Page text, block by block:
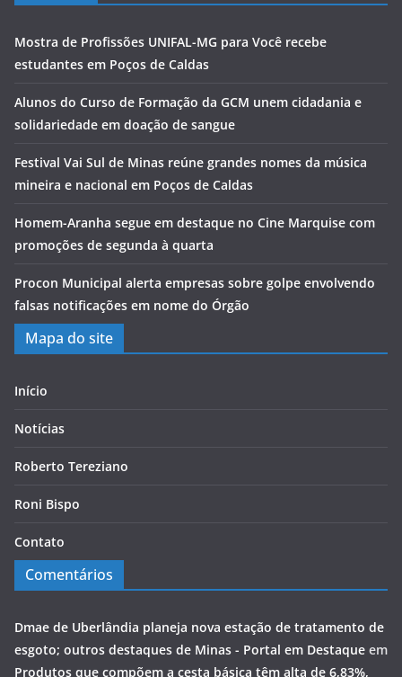
Mostra de Profissões UNIFAL-MG para Você recebe
estudantes em Poços de Caldas
Alunos do Curso de Formação da GCM unem cidadania e
solidariedade em doação de sangue
Festival Vai Sul de Minas reúne grandes nomes da música
mineira e nacional em Poços de Caldas
Homem-Aranha segue em destaque no Cine Marquise com
promoções de segunda à quarta
Procon Municipal alerta empresas sobre golpe envolvendo
falsas notificações em nome do Órgão
Mapa do site
Início
Notícias
Roberto Tereziano
Roni Bispo
Contato
Comentários
Dmae de Uberlândia planeja nova estação de tratamento de
esgoto; outros destaques de Minas - Portal em Destaque em
Produtos que compõem a cesta básica têm alta de 6,83%,